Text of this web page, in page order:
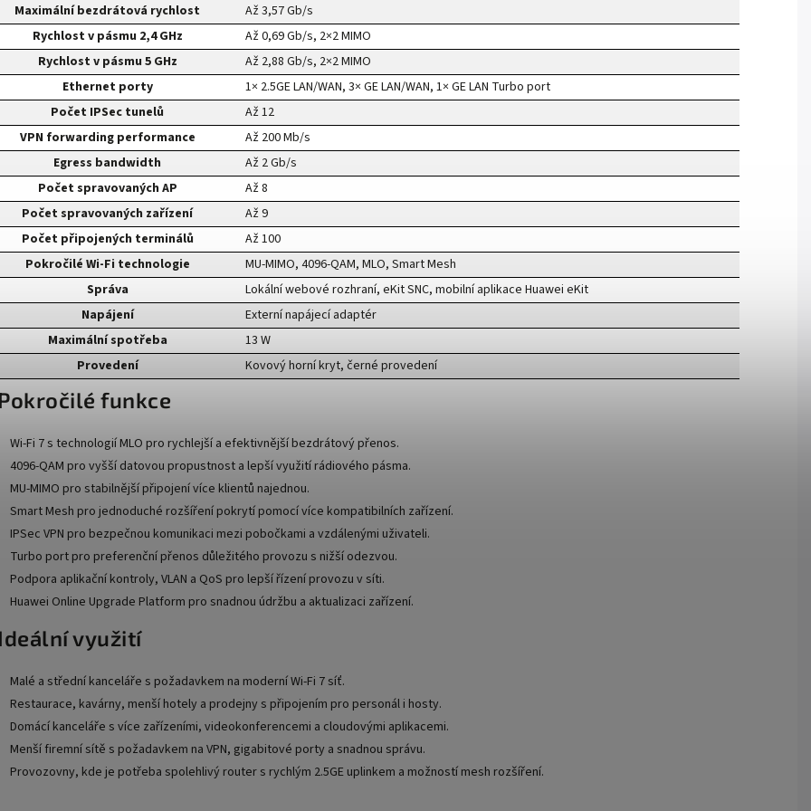
Maximální bezdrátová rychlost
Až 3,57 Gb/s
Rychlost v pásmu 2,4 GHz
Až 0,69 Gb/s, 2×2 MIMO
Rychlost v pásmu 5 GHz
Až 2,88 Gb/s, 2×2 MIMO
Ethernet porty
1× 2.5GE LAN/WAN, 3× GE LAN/WAN, 1× GE LAN Turbo port
Počet IPSec tunelů
Až 12
VPN forwarding performance
Až 200 Mb/s
Egress bandwidth
Až 2 Gb/s
Počet spravovaných AP
Až 8
Počet spravovaných zařízení
Až 9
Počet připojených terminálů
Až 100
Pokročilé Wi-Fi technologie
MU-MIMO, 4096-QAM, MLO, Smart Mesh
Správa
Lokální webové rozhraní, eKit SNC, mobilní aplikace Huawei eKit
Napájení
Externí napájecí adaptér
Maximální spotřeba
13 W
Provedení
Kovový horní kryt, černé provedení
funkce
Wi-Fi 7 s technologií MLO pro rychlejší a efektivnější bezdrátový přenos.
4096-QAM pro vyšší datovou propustnost a lepší využití rádiového pásma.
MU-MIMO pro stabilnější připojení více klientů najednou.
Smart Mesh pro jednoduché rozšíření pokrytí pomocí více kompatibilních zařízení.
IPSec VPN pro bezpečnou komunikaci mezi pobočkami a vzdálenými uživateli.
Turbo port pro preferenční přenos důležitého provozu s nižší odezvou.
Podpora aplikační kontroly, VLAN a QoS pro lepší řízení provozu v síti.
Huawei Online Upgrade Platform pro snadnou údržbu a aktualizaci zařízení.
využití
Malé a střední kanceláře s požadavkem na moderní Wi-Fi 7 síť.
Restaurace, kavárny, menší hotely a prodejny s připojením pro personál i hosty.
Domácí kanceláře s více zařízeními, videokonferencemi a cloudovými aplikacemi.
Menší firemní sítě s požadavkem na VPN, gigabitové porty a snadnou správu.
Provozovny, kde je potřeba spolehlivý router s rychlým 2.5GE uplinkem a možností mesh rozšíření.